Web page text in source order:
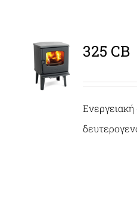
ΛΕΠΤΟΜΈΡΕΙΕΣ
325 CB